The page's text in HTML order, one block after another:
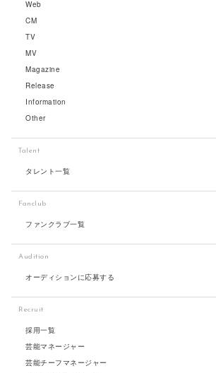
Web
CM
TV
MV
Magazine
Release
Information
Other
Talent
タレント一覧
Fanclub
ファンクラブ一覧
Audition
オーディションに応募する
Recruit
採用一覧
芸能マネージャー
芸能チーフマネージャー